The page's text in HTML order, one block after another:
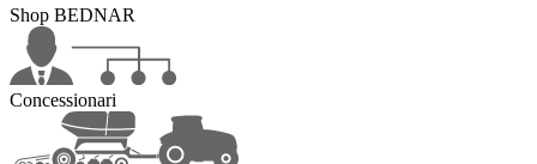
Shop BEDNAR
Concessionari